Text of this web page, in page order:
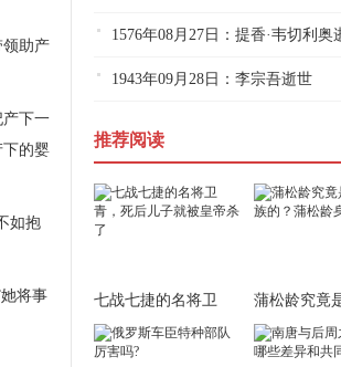
助产
下一
的婴
如抱
将事
1576年08月27日：提香·韦切利奥
1943年09月28日：李宗吾逝世
推荐阅读
七战七捷的名将卫
青，死后儿子就被皇
蒲松龄究竟
族的？蒲松